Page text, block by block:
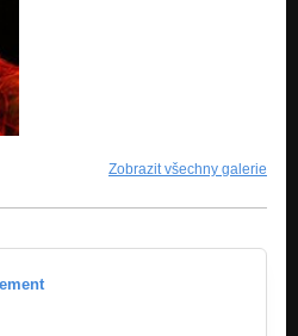
Zobrazit všechny galerie